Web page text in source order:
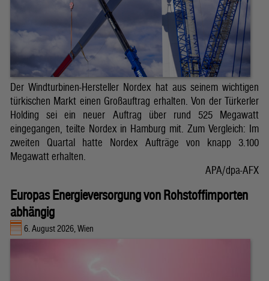
Der Windturbinen-Hersteller Nordex hat aus seinem wichtigen
türkischen Markt einen Großauftrag erhalten. Von der Türkerler
Holding sei ein neuer Auftrag über rund 525 Megawatt
eingegangen, teilte Nordex in Hamburg mit. Zum Vergleich: Im
zweiten Quartal hatte Nordex Aufträge von knapp 3.100
Megawatt erhalten.
APA/dpa-AFX
Europas Energieversorgung von Rohstoffimporten
abhängig
6. August 2026, Wien